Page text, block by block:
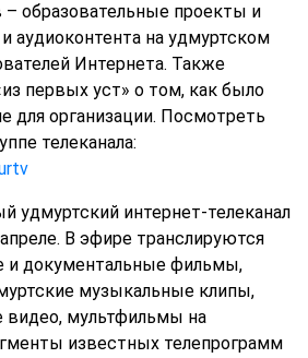
образовательные проекты и
аудиоконтента на удмуртском
Интернета. Также
первых уст» о том, как было
для организации. Посмотреть
телеканала:
удмуртский интернет-телеканал
В эфире транслируются
и документальные фильмы,
музыкальные клипы,
видео, мультфильмы на
известных телепрограмм